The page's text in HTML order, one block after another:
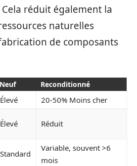
réduit également la
naturelles
de composants
Neuf Reconditionné
Élevé
20-50% Moins cher
Élevé Réduit
Standard
Variable, souvent >6
mois